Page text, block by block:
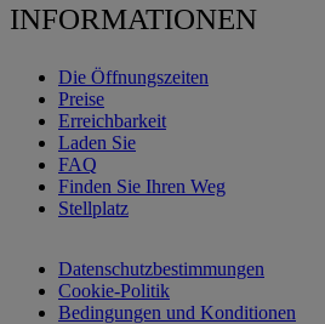
INFORMATIONEN
Die Öffnungszeiten
Preise
Erreichbarkeit
Laden Sie
FAQ
Finden Sie Ihren Weg
Stellplatz
Datenschutzbestimmungen
Cookie-Politik
Bedingungen und Konditionen